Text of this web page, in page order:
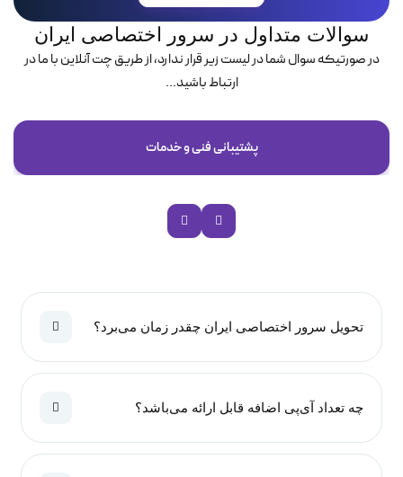
سوالات متداول در سرور اختصاصی ایران
در صورتیکه سوال شما در لیست زیر قرار ندارد، از طریق چت آنلاین با ما در
ارتباط باشید...
پشتیبانی فنی و خدمات
تحویل سرور اختصاصی ایران چقدر زمان می‌برد؟
چه تعداد آی‌پی اضافه قابل ارائه می‌باشد؟